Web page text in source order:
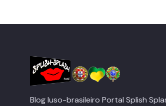
Blog luso-brasileiro Portal Splish